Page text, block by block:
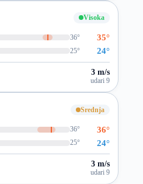
Visoka
36° 35°
25° 24°
3 m/s
udari 9
Srednja
36° 36°
25° 24°
3 m/s
udari 9